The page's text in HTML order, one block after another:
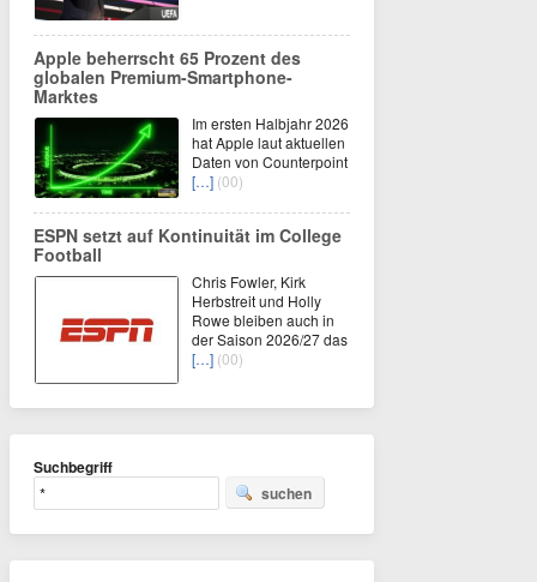
Apple beherrscht 65 Prozent des
globalen Premium-Smartphone-
Marktes
Im ersten Halbjahr 2026
hat Apple laut aktuellen
Daten von Counterpoint
[…] (00)
ESPN setzt auf Kontinuität im College
Football
Chris Fowler, Kirk
Herbstreit und Holly
Rowe bleiben auch in
der Saison 2026/27 das
[…] (00)
Suchbegriff
suchen